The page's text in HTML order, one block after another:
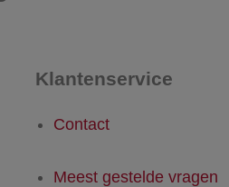
Klantenservice
Contact
Meest gestelde vragen